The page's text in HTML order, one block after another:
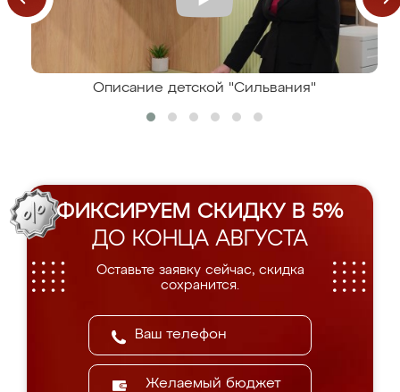
Описание детской "Сильвания"
ФИКСИРУЕМ СКИДКУ В 5%
ДО КОНЦА АВГУСТА
Оставьте заявку сейчас, скидка
сохранится.
Желаемый бюджет